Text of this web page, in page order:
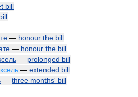
bill
— honour the bill
— honour the bill
— prolonged bill
— extended bill
— three months' bill